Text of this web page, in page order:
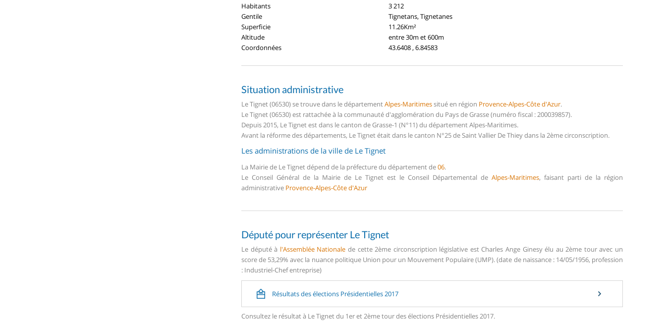
Habitants
3 212
Gentile
Tignetans, Tignetanes
Superficie
11.26Km²
Altitude
entre 30m et 600m
Coordonnées
43.6408 , 6.84583
Situation administrative
Le Tignet (06530) se trouve dans le départementAlpes-Maritimessitué en région Provence-Alpes-Côte d'Azur.
Le Tignet (06530) est rattachée à la communauté d'agglomération du Pays de Grasse (numéro fiscal : 200039857).
Depuis 2015, Le Tignet est dans le canton de Grasse-1 (N°11) du département Alpes-Maritimes.
Avant la réforme des départements, Le Tignet était dans le canton N°25 de Saint Vallier De Thiey dans la 2ème circonscription.
Les administrations de la ville de Le Tignet
La Mairie de Le Tignet dépend de la préfecture du département de06.
Le Conseil Général de la Mairie de Le Tignet est le Conseil Départemental de Alpes-Maritimes, faisant parti de la région
administrative Provence-Alpes-Côte d'Azur
Député pour représenter Le Tignet
Le député à l'Assemblée Nationale de cette 2ème circonscription législative est Charles Ange Ginesy élu au 2ème tour avec un
score de 53,29% avec la nuance politique Union pour un Mouvement Populaire (UMP). (date de naissance : 14/05/1956, profession
: Industriel-Chef entreprise)
Résultats des élections Présidentielles 2017
Consultez le résultat à Le Tignet du 1er et 2ème tour des élections Présidentielles 2017.